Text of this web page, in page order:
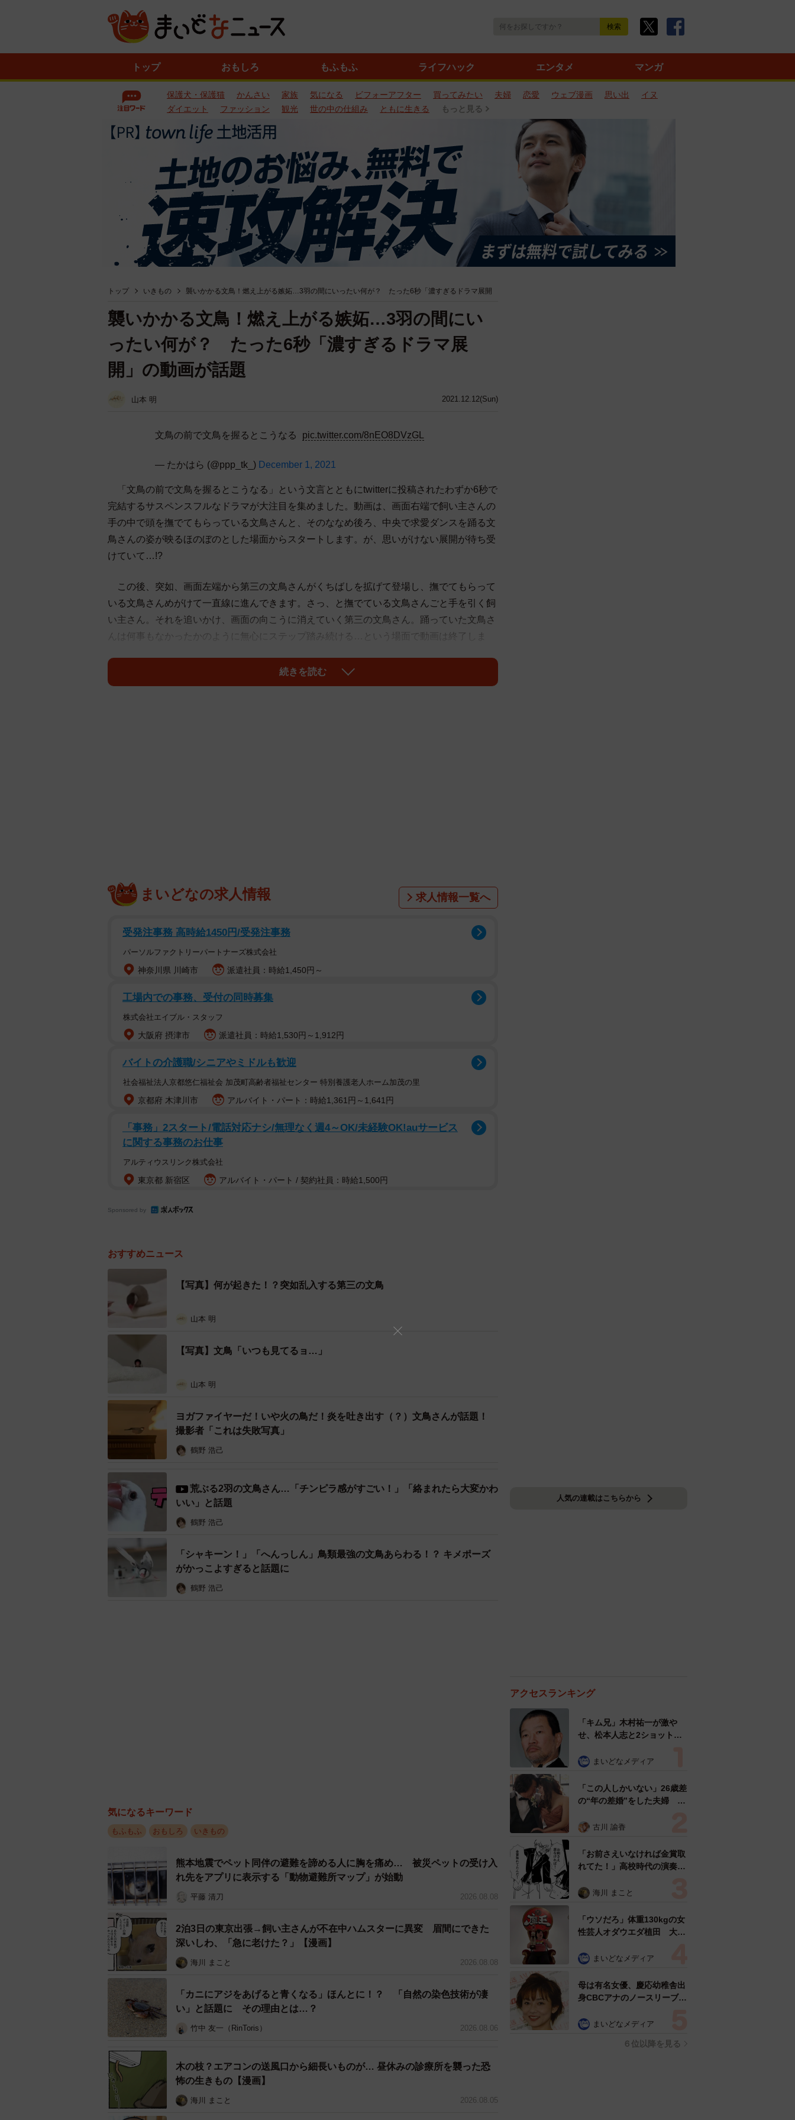
トップ おもしろ もふもふ ライフハック エンタメ マンガ
保護犬・保護猫 かんさい 家族 気になる ビフォーアフター 買ってみたい 夫婦 恋愛 ウェブ漫画 思い出
イヌ
ダイエット
ファッション 観光 世の中の仕組み ともに生きる もっと見る
トップ いきもの 襲いかかる文鳥！燃え上がる嫉妬…3羽の間にいったい何が？ たった6秒「濃すぎるドラマ展開
2021.12.12(Sun)
襲いかかる文鳥！燃え上がる嫉妬…3羽の間にい
ったい何が？ たった6秒「濃すぎるドラマ展
開」の動画が話題
山本 明
文鳥の前で文鳥を握るとこうなる pic.twitter.com/8nEO8DVzGL
— たかはら (@ppp_tk_) December 1, 2021
「文鳥の前で文鳥を握るとこうなる」という文言とともにtwitterに投稿されたわずか6秒で
完結するサスペンスフルなドラマが大注目を集めました。動画は、画面右端で飼い主さんの
手の中で頭を撫でてもらっている文鳥さんと、そのななめ後ろ、中央で求愛ダンスを踊る文
鳥さんの姿が映るほのぼのとした場面からスタートします。が、思いがけない展開が待ち受
けていて…!?
この後、突如、画面左端から第三の文鳥さんがくちばしを拡げて登場し、撫でてもらって
いる文鳥さんめがけて一直線に進んできます。さっ、と撫でている文鳥さんごと手を引く飼
い主さん。それを追いかけ、画面の向こうに消えていく第三の文鳥さん。踊っていた文鳥さ
んは何事もなかったかのように無心にステップ踏み続ける…という場面で動画は終了しま
画面右端に飼い主さんに撫でてもらう文鳥さん、中央には一心に求愛ダンスのステップを踏む文鳥さんの姿が。
今、波乱に満ちたドラマが始まる…！／画像提供：たかはらさん
2/6
画面左から第三の文鳥さんが登場！／画像提供：たかはらさん
撫でてもらっていた文鳥さんごと画面右に消えた手を、追いかける第三の文鳥さん／画像提供：たかはらさん
皆、去った…。でも気にせず独り、踊り続ける文鳥さん（完）／画像提供：たかはらさん
唐突なエンディングと文鳥さん達の謎めいた関係性に注目した人たちから、「カオス。」
「文鳥しかいないのに情報量が多すぎる」といった声が寄せられた他、「情報量多いけどど
れもかわいいのはわかった」との声も届きました。動画を投稿した、たかはら
（@ppp_tk_）さんに聞きました。
――動画に登場する、文鳥さん達について教えてください。まず画面右端、手の中にいる文
鳥さんのお名まえは？
ブンちゃん（オス）です。とっても怒りん坊でいつもギャロロ！！と鳴いています。手の
鳥と言っています。
――画面左から登場する、くちばしを開いて迫ってくる文鳥さんは？
続きを読む
まいどなの求人情報 求人情報一覧へ
受発注事務 高時給1450円/受発注事務
パーソルファクトリーパートナーズ株式会社
神奈川県 川崎市 派遣社員：時給1,450円～
工場内での事務、受付の同時募集
株式会社エイブル・スタッフ
大阪府 摂津市 派遣社員：時給1,530円～1,912円
バイトの介護職/シニアやミドルも歓迎
社会福祉法人京都悠仁福祉会 加茂町高齢者福祉センター 特別養護老人ホーム加茂の里
京都府 木津川市 アルバイト・パート：時給1,361円～1,641円
「事務」2スタート/電話対応ナシ/無理なく週4～OK/未経験OK!auサービス
に関する事務のお仕事
アルティウスリンク株式会社
東京都 新宿区 アルバイト・パート / 契約社員：時給1,500円
Sponsored by
おすすめニュース
【写真】何が起きた！？突如乱入する第三の文鳥
山本 明
【写真】文鳥「いつも見てるョ…」
山本 明
ヨガファイヤーだ！いや火の鳥だ！炎を吐き出す（？）文鳥さんが話題！
撮影者「これは失敗写真」
鶴野 浩己
荒ぶる2羽の文鳥さん…「チンピラ感がすごい！」「絡まれたら大変かわ
いい」と話題
鶴野 浩己
「シャキーン！」「へんっしん」鳥類最強の文鳥あらわる！？ キメポーズ
がかっこよすぎると話題に
鶴野 浩己
気になるキーワード
もふもふ おもしろ いきもの
熊本地震でペット同伴の避難を諦める人に胸を痛め… 被災ペットの受け入
れ先をアプリに表示する「動物避難所マップ」が始動
平藤 清刀 2026.08.08
2泊3日の東京出張→飼い主さんが不在中ハムスターに異変 眉間にできた
深いしわ、「急に老けた？」【漫画】
海川 まこと 2026.08.08
「カニにアジをあげると青くなる」ほんとに！？ 「自然の染色技術が凄
い」と話題に その理由とは…？
竹中 友一（RinToris） 2026.08.06
木の枝？エアコンの送風口から細長いものが… 昼休みの診療所を襲った恐
怖の生きもの【漫画】
海川 まこと 2026.08.05
人気の連載はこちらから
アクセスランキング
「キム兄」木村祐一が激や
せ、松本人志と2ショット
「テキヤの兄さん」
まいどなメディア
「この人しかいない」26歳差
の“年の差婚”をした夫婦 出
た？ 今の思いを聞いた
古川 諭香
「お前さえいなければ金賞取
れてた！」高校時代の演奏会
生は楽器修理職人に 10年後
ぬ申し出【漫画】
海川 まこと
「ウソだろ」体重130kgの女
性芸人オダウエダ植田 大学
で」 まいどなメディア
母は有名女優、慶応幼稚舎出
身CBCアナのノースリーブ姿
る」「天使の笑顔」
まいどなメディア
６位以降を見る